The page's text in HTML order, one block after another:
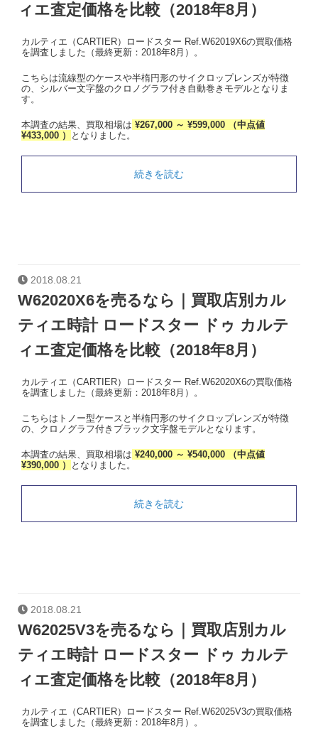
ィエ査定価格を比較（2018年8月）
カルティエ（CARTIER）ロードスター Ref.W62019X6の買取価格
を調査しました（最終更新：2018年8月）。
こちらは流線型のケースや半楕円形のサイクロップレンズが特徴
の、シルバー文字盤のクロノグラフ付き自動巻きモデルとなりま
す。
本調査の結果、買取相場は ¥267,000 ～ ¥599,000 （中点値
¥433,000 ）
となりました。
続きを読む
2018.08.21
W62020X6を売るなら｜買取店別カル
ティエ時計 ロードスター ドゥ カルテ
ィエ査定価格を比較（2018年8月）
カルティエ（CARTIER）ロードスター Ref.W62020X6の買取価格
を調査しました（最終更新：2018年8月）。
こちらはトノー型ケースと半楕円形のサイクロップレンズが特徴
の、クロノグラフ付きブラック文字盤モデルとなります。
本調査の結果、買取相場は ¥240,000 ～ ¥540,000 （中点値
¥390,000 ）
となりました。
続きを読む
2018.08.21
W62025V3を売るなら｜買取店別カル
ティエ時計 ロードスター ドゥ カルテ
ィエ査定価格を比較（2018年8月）
カルティエ（CARTIER）ロードスター Ref.W62025V3の買取価格
を調査しました（最終更新：2018年8月）。